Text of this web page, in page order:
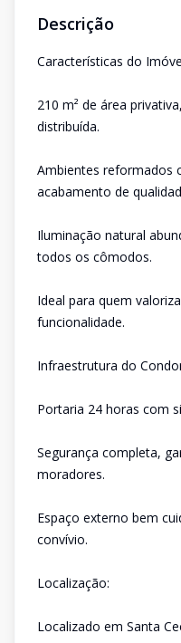
Descrição
Características do
210 m² de área
distribuída.
Ambientes reformados
acabamento de
Iluminação natural
todos os cômodos.
Ideal para quem
funcionalidade.
Infraestrutura do
Portaria 24 horas com
Segurança completa,
moradores.
Espaço externo bem
convívio.
Localização:
Localizado em Santa